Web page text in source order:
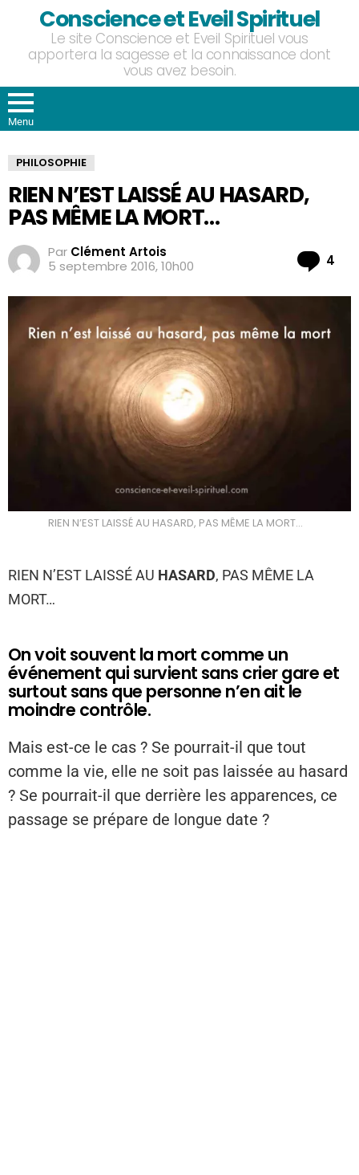
Conscience et Eveil Spirituel
Le site Conscience et Eveil Spirituel vous
apportera la sagesse et la connaissance dont
vous avez besoin.
Menu
PHILOSOPHIE
RIEN N’EST LAISSÉ AU HASARD,
PAS MÊME LA MORT…
Par Clément Artois
5 septembre 2016, 10h00
4
RIEN N’EST LAISSÉ AU HASARD, PAS MÊME LA MORT…
RIEN N’EST LAISSÉ AU HASARD, PAS MÊME LA
MORT…
On voit souvent la mort comme un
événement qui survient sans crier gare et
surtout sans que personne n’en ait le
moindre contrôle.
Mais est-ce le cas ? Se pourrait-il que tout
comme la vie, elle ne soit pas laissée au hasard
? Se pourrait-il que derrière les apparences, ce
passage se prépare de longue date ?